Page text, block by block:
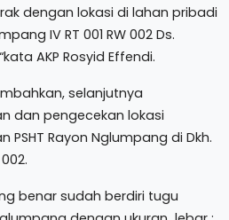
dengan lokasi di lahan pribadi
IV RT 001 RW 002 Ds.
AKP Rosyid Effendi.
selanjutnya
dan pengecekan lokasi
Rayon Nglumpang di Dkh.
benar sudah berdiri tugu